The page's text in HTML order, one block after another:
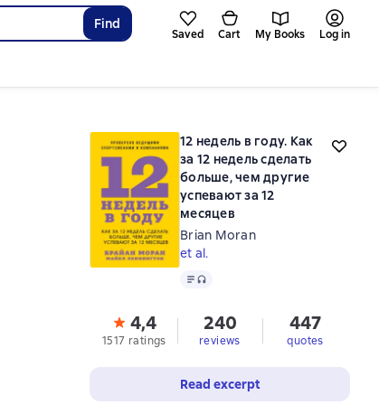
Find
Saved Cart My Books Log in
12 недель в году. Как
за 12 недель сделать
больше, чем другие
успевают за 12
месяцев
Brian Moran
et al.
Text, audio format available
4,4
1517 ratings
240
reviews
447
quotes
Read excerpt